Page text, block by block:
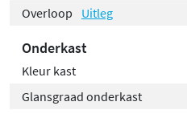
Overloop
Uitleg
Onderkast
Kleur kast
Glansgraad onderkast